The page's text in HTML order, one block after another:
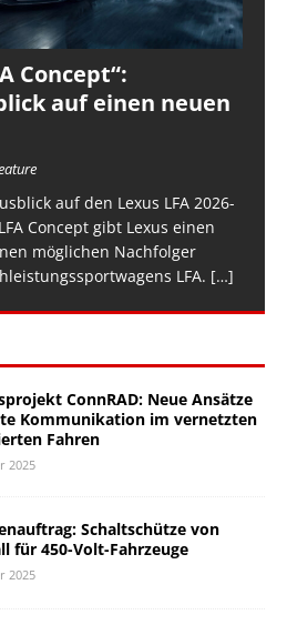
Concept“:
auf einen neuen
auf den Lexus LFA 2026-
Concept gibt Lexus einen
möglichen Nachfolger
LFA. […]
ConnRAD: Neue Ansätze
Kommunikation im vernetzten
Fahren
2025
Schaltschütze von
für 450-Volt-Fahrzeuge
2025